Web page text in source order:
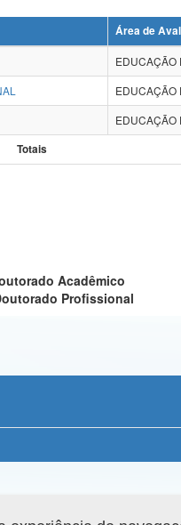
Área de
EDUCAÇÃO
EDUCAÇÃO
EDUCAÇÃO
Totais
Acadêmico
Profissional